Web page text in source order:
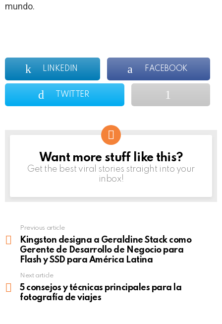
mundo.
LINKEDIN FACEBOOK
TWITTER
NEWSLETTER
Want more stuff like this?
Get the best viral stories straight into your
inbox!
more
Previous article
Kingston designa a Geraldine Stack como
Gerente de Desarrollo de Negocio para
Flash y SSD para América Latina
Next article
5 consejos y técnicas principales para la
fotografía de viajes